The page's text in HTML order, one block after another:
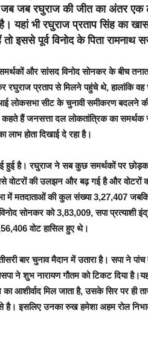
जब रघुराज की जीत का अंतर एक
यहां भी रघुराज प्रताप सिंह का
इससे पूर्व विनोद के पिता रामनाथ
और सांसद विनोद सोनकर के बीच
रघुराज प्रताप से मिलने पहुंचे थे, हालांकि
लोकसभा सीट के चुनावी समीकरण बदलने
हैं जनसत्ता दल लोकतांत्रिक का समर्थक
लाभ होता दिखाई दे रहा है।
हुई है। रघुराज ने सब कुछ समर्थकों पर
वोटरों की उलझन और बढ़ गई है और वोटरों
में मतदाताओं की कुल संख्या 3,27,407
सोनकर को 3,83,009, सपा
वोट हासिल हुए थे।
बार चुनाव मैदान में उतारा है। सपा ने
ने शुभ नारायण गौतम को टिकट दिया
का आशीर्वाद मिल जाता है, उसके सिर पर ही
से है। इसलिए उनका रुख हमेशा अहम रोल